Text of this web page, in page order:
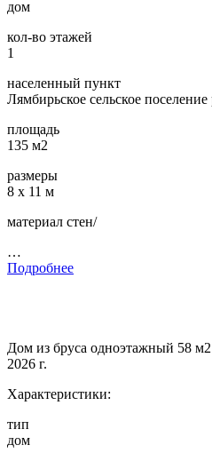
дом
кол-во этажей
1
населенный пункт
Лямбирьское сельское
площадь
135 м2
размеры
8 х 11 м
материал стен/
…
Подробнее
Дом из бруса одноэтажный 58
2026 г.
Характеристики:
тип
дом